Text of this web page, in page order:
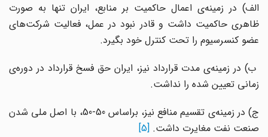
الف) در زمینه‌ی اعمال حاکمیت بر منابع، ایران تنها به صورت
ظاهری حاکمیت داشت و قادر نبود در عمل، فعالیت شرکت‌های
عضو کنسرسیوم را تحت کنترل خود بگیرد.
ب) در زمینه‌ی مدت قرارداد نیز، ایران حق فسخ قرارداد در دوره‌ی
زمانی تعیین شده را نداشت.
ج) در زمینه‌ی تقسیم منافع نیز، براساس 50-50، با اصل ملی شدن
صنعت نفت مغایرت داشت.[5]